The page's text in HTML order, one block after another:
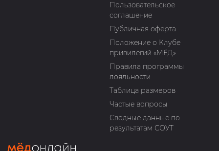
Пользовательское
соглашение
Публичная оферта
Положение о Клубе
привилегий «МЁД»
Правила программы
лояльности
Таблица размеров
Частые вопросы
Сводные данные по
результатам СОУТ